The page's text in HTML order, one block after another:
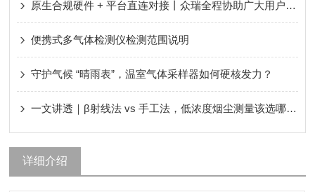
原生合规硬件 + 平台直连对接丨众瑞全程协助广大用户轻松应对新规、顺利通过评审！
便携式多气体检测仪检测范围说明
守护气候 “晴雨表”，温室气体采样器如何硬核发力？
一文讲透｜β射线法 vs 手工法，低浓度烟尘测量该选哪种？
详细介绍